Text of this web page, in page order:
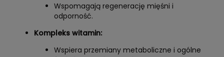
Wspomagają regenerację mięśni i
odporność.
Kompleks witamin:
Wspiera przemiany metaboliczne i ogólne